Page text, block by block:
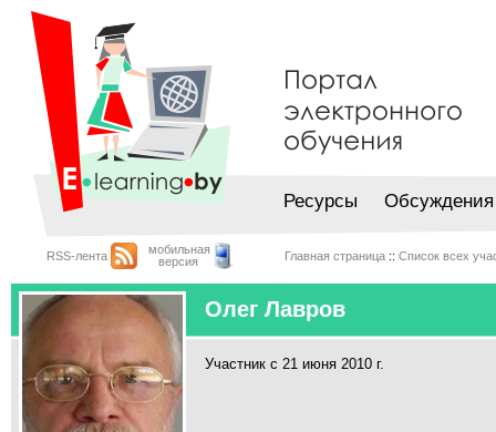
Ресурсы Обсуждения
RSS-лента
мобильная
версия
Главная страница :: Список всех
Олег Лавров
Участник с 21 июня 2010 г.